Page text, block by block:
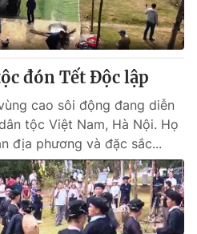
thức nếu không có sự chấp
VTV.vn khi phát hành lại
đón Tết Độc lập
cao sôi động đang diễn
tộc Việt Nam, Hà Nội. Họ
địa phương và đặc sắc...